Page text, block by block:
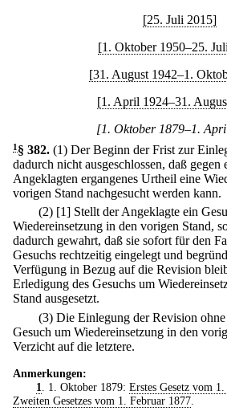
[25. Juli 2015]
[1. Oktober 1950–25.
[31. August 1942–1.
[1. April 1924–31.
[1. Oktober 1879–1.
1 § 382. (1) Der Beginn der Frist zur
dadurch nicht ausgeschlossen, daß
Angeklagten ergangenes Urtheil eine
vorigen Stand nachgesucht werden kann.
(2) [1] Stellt der Angeklagte ein
Wiedereinsetzung in den vorigen Stand,
dadurch gewahrt, daß sie sofort für den
Gesuchs rechtzeitig eingelegt und
Verfügung in Bezug auf die Revision
Erledigung des Gesuchs um
Stand ausgesetzt.
(3) Die Einlegung der Revision
Gesuch um Wiedereinsetzung in den
Verzicht auf die letztere.
Anmerkungen:
1
. 1. Oktober 1879: Erstes Gesetz vom
Zweiten Gesetzes vom 1. Februar 1877